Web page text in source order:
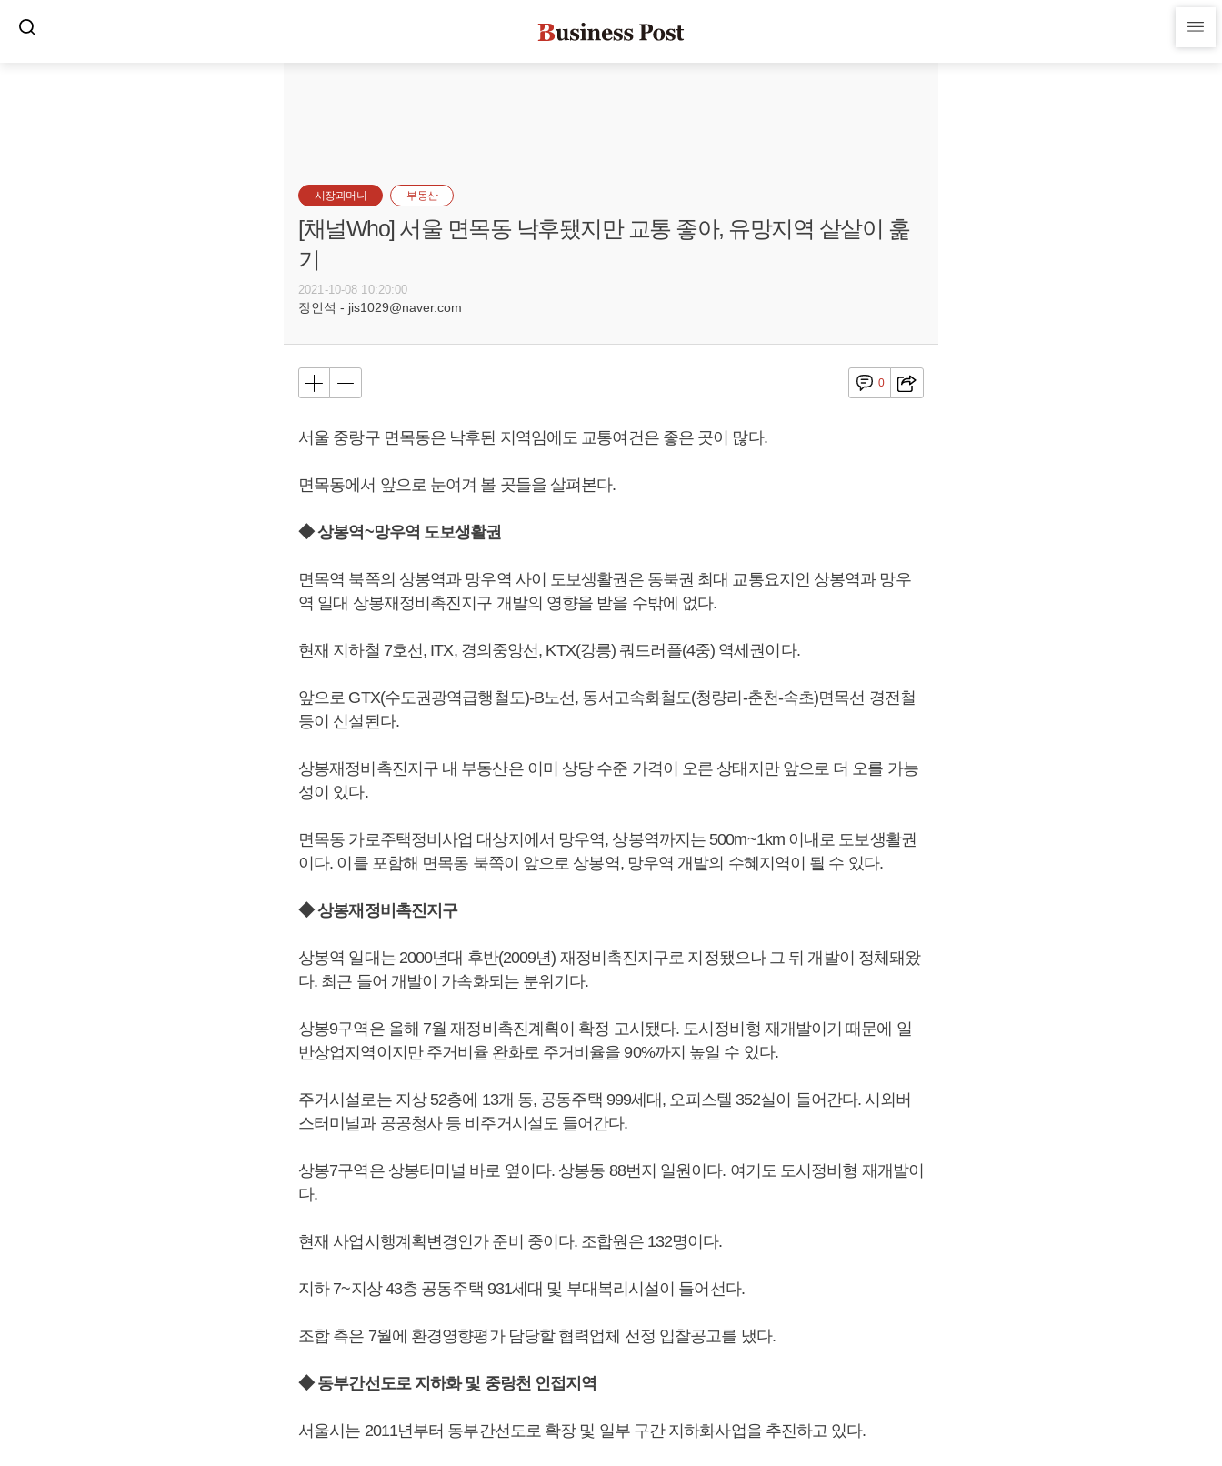
시장과머니 부동산
[채널Who] 서울 면목동 낙후됐지만 교통 좋아, 유망지역 샅샅이 훑
기
2021-10-08 10:20:00
장인석 - jis1029@naver.com
0
서울 중랑구 면목동은 낙후된 지역임에도 교통여건은 좋은 곳이 많다.
면목동에서 앞으로 눈여겨 볼 곳들을 살펴본다.
◆ 상봉역~망우역 도보생활권
면목역 북쪽의 상봉역과 망우역 사이 도보생활권은 동북권 최대 교통요지인 상봉역과 망우
역 일대 상봉재정비촉진지구 개발의 영향을 받을 수밖에 없다.
현재 지하철 7호선, ITX, 경의중앙선, KTX(강릉) 쿼드러플(4중) 역세권이다.
앞으로 GTX(수도권광역급행철도)-B노선, 동서고속화철도(청량리-춘천-속초)면목선 경전철
등이 신설된다.
상봉재정비촉진지구 내 부동산은 이미 상당 수준 가격이 오른 상태지만 앞으로 더 오를 가능
성이 있다.
면목동 가로주택정비사업 대상지에서 망우역, 상봉역까지는 500m~1km 이내로 도보생활권
이다. 이를 포함해 면목동 북쪽이 앞으로 상봉역, 망우역 개발의 수혜지역이 될 수 있다.
◆ 상봉재정비촉진지구
상봉역 일대는 2000년대 후반(2009년) 재정비촉진지구로 지정됐으나 그 뒤 개발이 정체돼왔
다. 최근 들어 개발이 가속화되는 분위기다.
상봉9구역은 올해 7월 재정비촉진계획이 확정 고시됐다. 도시정비형 재개발이기 때문에 일
반상업지역이지만 주거비율 완화로 주거비율을 90%까지 높일 수 있다.
주거시설로는 지상 52층에 13개 동, 공동주택 999세대, 오피스텔 352실이 들어간다. 시외버
스터미널과 공공청사 등 비주거시설도 들어간다.
상봉7구역은 상봉터미널 바로 옆이다. 상봉동 88번지 일원이다. 여기도 도시정비형 재개발이
다.
현재 사업시행계획변경인가 준비 중이다. 조합원은 132명이다.
지하 7~지상 43층 공동주택 931세대 및 부대복리시설이 들어선다.
조합 측은 7월에 환경영향평가 담당할 협력업체 선정 입찰공고를 냈다.
◆ 동부간선도로 지하화 및 중랑천 인접지역
서울시는 2011년부터 동부간선도로 확장 및 일부 구간 지하화사업을 추진하고 있다.